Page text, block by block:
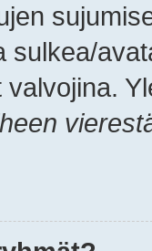
sulkea/